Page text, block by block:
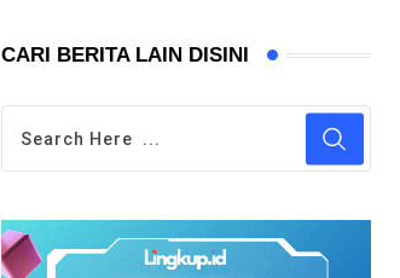
CARI BERITA LAIN DISINI